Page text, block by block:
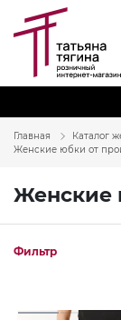
Главная
Каталог
Женские юбки от
Женские
Фильтр